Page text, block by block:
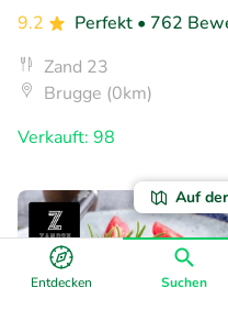
Entdecken Suchen
Auf
9.2
Perfekt • 762
Zand 23
Brugge (0km)
Verkauft: 98